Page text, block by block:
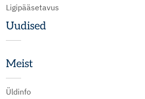
Ligipääsetavus
Uudised
Meist
Üldinfo